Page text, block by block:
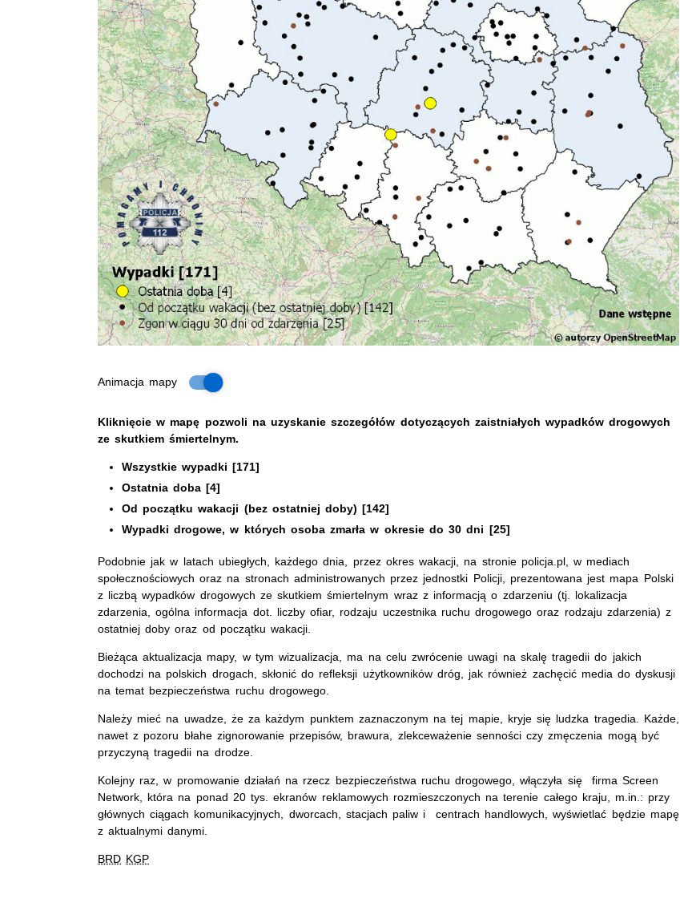
Animacja mapy
Dane dotyczące wypadków w okresie wakacyjnym
Kliknięcie w mapę pozwoli na uzyskanie szczegółów dotyczących zaistniałych wypadków drogowych
ze skutkiem śmiertelnym.
Wszystkie wypadki [171]
Ostatnia doba [4]
Od początku wakacji (bez ostatniej doby) [142]
Wypadki drogowe, w których osoba zmarła w okresie do 30 dni [25]
Podobnie jak w latach ubiegłych, każdego dnia, przez okres wakacji, na stronie policja.pl, w mediach
społecznościowych oraz na stronach administrowanych przez jednostki Policji, prezentowana jest mapa Polski
z liczbą wypadków drogowych ze skutkiem śmiertelnym wraz z informacją o zdarzeniu (tj. lokalizacja
zdarzenia, ogólna informacja dot. liczby ofiar, rodzaju uczestnika ruchu drogowego oraz rodzaju zdarzenia) z
ostatniej doby oraz od początku wakacji.
Bieżąca aktualizacja mapy, w tym wizualizacja, ma na celu zwrócenie uwagi na skalę tragedii do jakich
dochodzi na polskich drogach, skłonić do refleksji użytkowników dróg, jak również zachęcić media do dyskusji
na temat bezpieczeństwa ruchu drogowego.
Należy mieć na uwadze, że za każdym punktem zaznaczonym na tej mapie, kryje się ludzka tragedia. Każde,
nawet z pozoru błahe zignorowanie przepisów, brawura, zlekceważenie senności czy zmęczenia mogą być
przyczyną tragedii na drodze.
Kolejny raz, w promowanie działań na rzecz bezpieczeństwa ruchu drogowego, włączyła się firma Screen
Network, która na ponad 20 tys. ekranów reklamowych rozmieszczonych na terenie całego kraju, m.in.: przy
głównych ciągach komunikacyjnych, dworcach, stacjach paliw i centrach handlowych, wyświetlać będzie mapę
z aktualnymi danymi.
BRD KGP